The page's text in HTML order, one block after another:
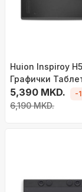
Huion Inspiroy
Графички
5,390 MKD.
6,190 MKD.
-